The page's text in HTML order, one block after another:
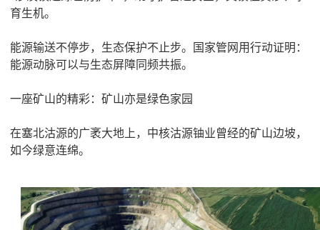
育生机。
能源输送不停步，生态保护不止步。国家管网用行动证明：
能源动脉可以与生态屏障同频共振。
一座矿山的精彩：矿山亦是绿色家园
在塞北沽源的广袤大地上，中核沽源铀业曾经的矿山边坡，
如今绿意连绵。